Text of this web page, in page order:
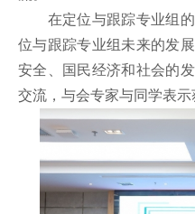
在定位与跟踪专业组
位与跟踪专业组未来的发
安全、国民经济和社会的
交流，与会专家与同学表示